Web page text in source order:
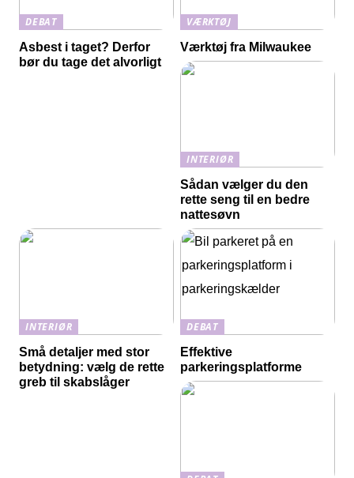
DEBAT
Asbest i taget? Derfor
bør du tage det alvorligt
VÆRKTØJ
Værktøj fra Milwaukee
INTERIØR
Sådan vælger du den
rette seng til en bedre
nattesøvn
INTERIØR
Små detaljer med stor
betydning: vælg de rette
greb til skabslåger
DEBAT
Effektive
parkeringsplatforme